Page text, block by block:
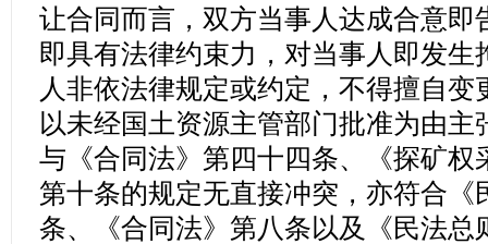
让合同而言，双方当事人达成合意即
即具有法律约束力，对当事人即发生
人非依法律规定或约定，不得擅自
以未经国土资源主管部门批准为由
与《合同法》第四十四条、《探矿权
第十条的规定无直接冲突，亦符合《
条、《合同法》第八条以及《民法总